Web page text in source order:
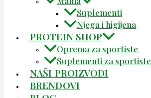
Suplementi
Njega i higijena
PROTEIN SHOP
Oprema za sportiste
Suplementi za sportiste
NAŠI PROIZVODI
BRENDOVI